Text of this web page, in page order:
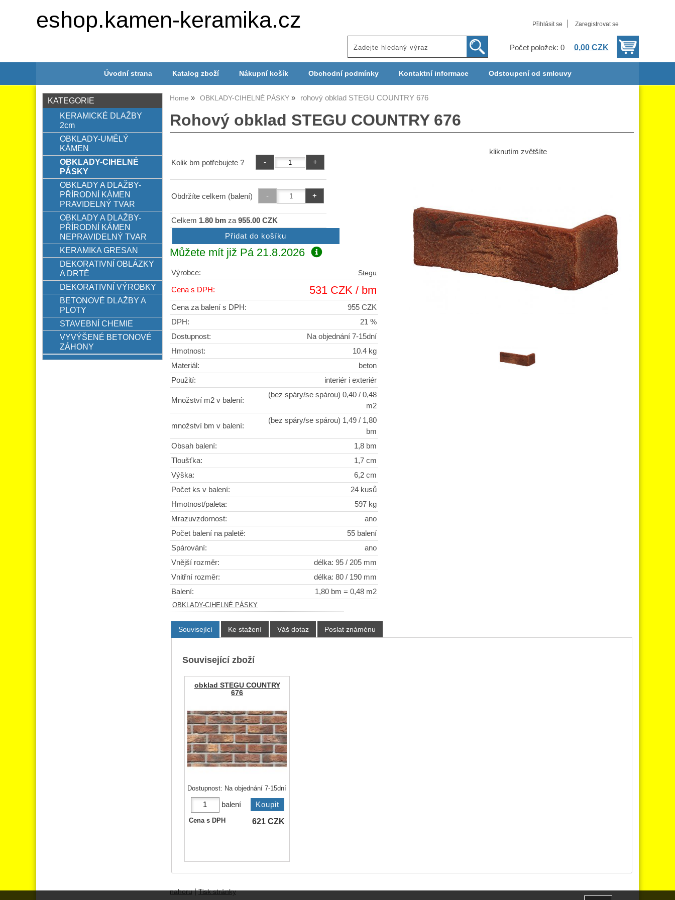
Přihlásit se Zaregistrovat se
Počet položek: 0 0,00 CZK
eshop.kamen-keramika.cz
Úvodní strana Katalog zboží Nákupní košík Obchodní podmínky Kontaktní informace Odstoupení od smlouvy
Home OBKLADY-CIHELNÉ PÁSKY rohový obklad STEGU COUNTRY 676
Rohový obklad STEGU COUNTRY 676
kliknutím zvětšíte
Kolik bm potřebujete ?
Obdržíte celkem (balení)
Celkem 1.80 bm za 955.00 CZK
Můžete mít již Pá 21.8.2026
Výrobce: Stegu
Cena s DPH: 531 CZK / bm
Cena za balení s DPH:
955 CZK
DPH:
21 %
Dostupnost:
Na objednání 7-15dní
Hmotnost:
10.4 kg
Materiál:
beton
Použití:
interiér i exteriér
Množství m2 v balení:
(bez spáry/se spárou) 0,40 / 0,48
m2
množství bm v balení:
(bez spáry/se spárou) 1,49 / 1,80
bm
Obsah balení:
1,8 bm
Tloušťka:
1,7 cm
Výška:
6,2 cm
Počet ks v balení:
24 kusů
Hmotnost/paleta:
597 kg
Mrazuvzdornost:
ano
Počet balení na paletě:
55 balení
Spárování:
ano
Vnější rozměr:
délka: 95 / 205 mm
Vnitřní rozměr:
délka: 80 / 190 mm
Balení:
1,80 bm = 0,48 m2
OBKLADY-CIHELNÉ PÁSKY
Související Ke stažení Váš dotaz Poslat známénu
Související zboží
obklad STEGU COUNTRY
676
Dostupnost: Na objednání 7-15dní
balení
Cena s DPH 621CZK
nahoru|Tisk stránky
KATEGORIE
KERAMICKÉ DLAŽBY
2cm
OBKLADY-UMĚLÝ
KÁMEN
OBKLADY-CIHELNÉ
PÁSKY
OBKLADY A DLAŽBY-
PŘÍRODNÍ KÁMEN
PRAVIDELNÝ TVAR
OBKLADY A DLAŽBY-
PŘÍRODNÍ KÁMEN
NEPRAVIDELNÝ TVAR
KERAMIKA GRESAN
DEKORATIVNÍ OBLÁZKY
A DRTĚ
DEKORATIVNÍ VÝROBKY
BETONOVÉ DLAŽBY A
PLOTY
STAVEBNÍ CHEMIE
VYVÝŠENÉ BETONOVÉ
ZÁHONY